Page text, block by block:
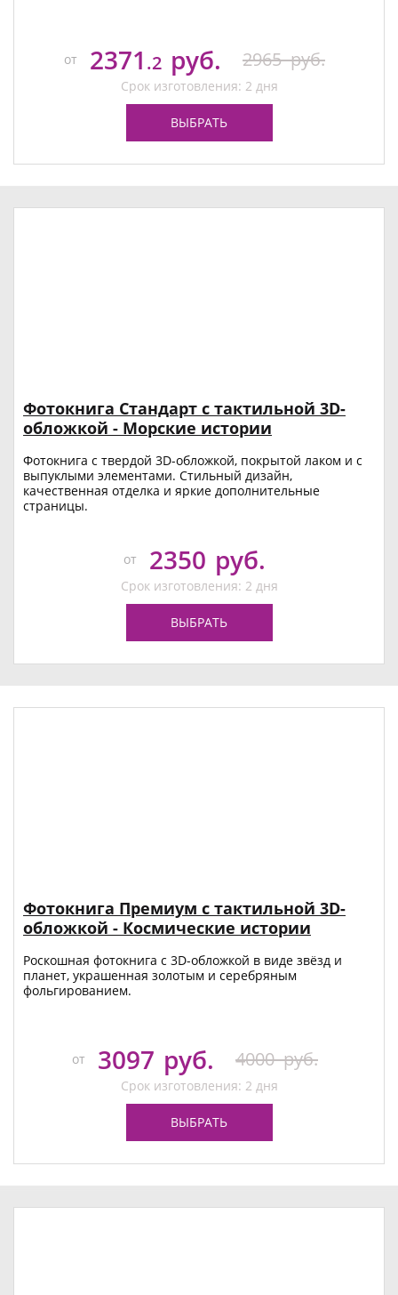
от 2371 .2 руб. 2965 руб.
Срок изготовления: 2 дня
ВЫБРАТЬ
Фотокнига Стандарт с тактильной 3D-
обложкой - Морские истории
Фотокнига с твердой 3D-обложкой, покрытой лаком и с
выпуклыми элементами. Стильный дизайн,
качественная отделка и яркие дополнительные
страницы.
от 2350 руб.
Срок изготовления: 2 дня
ВЫБРАТЬ
Фотокнига Премиум с тактильной 3D-
обложкой - Космические истории
Роскошная фотокнига с 3D-обложкой в виде звёзд и
планет, украшенная золотым и серебряным
фольгированием.
от 3097 руб. 4000 руб.
Срок изготовления: 2 дня
ВЫБРАТЬ